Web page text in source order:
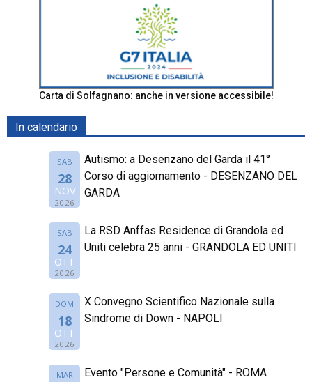
Carta di Solfagnano: anche in versione accessibile!
In calendario
SAB
28
NOV
2026
Autismo: a Desenzano del Garda il 41°
Corso di aggiornamento - DESENZANO DEL
GARDA
SAB
24
OTT
2026
La RSD Anffas Residence di Grandola ed
Uniti celebra 25 anni - GRANDOLA ED UNITI
DOM
18
OTT
2026
X Convegno Scientifico Nazionale sulla
Sindrome di Down - NAPOLI
MAR Evento "Persone e Comunità" - ROMA